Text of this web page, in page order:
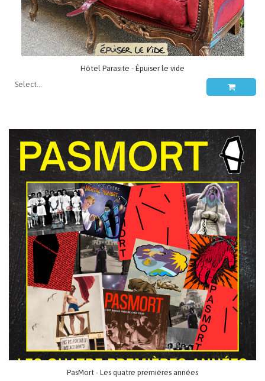
Hôtel Parasite - Épuiser le vide
PasMort - Les quatre premières années